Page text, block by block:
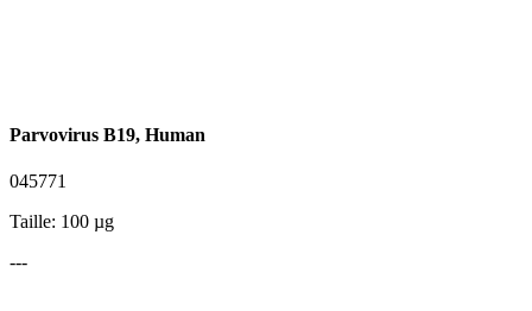
Parvovirus B19, Human
045771
Taille: 100 µg
---